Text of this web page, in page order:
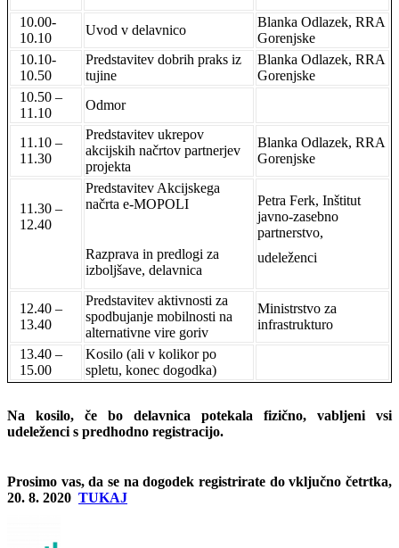
10.00-
10.10
Uvod v delavnico
Blanka Odlazek, RRA
Gorenjske
10.10-
10.50
Predstavitev dobrih praks iz
tujine
Blanka Odlazek, RRA
Gorenjske
10.50 –
11.10
Odmor
11.10 –
11.30
Predstavitev ukrepov
akcijskih načrtov partnerjev
projekta
Blanka Odlazek, RRA
Gorenjske
11.30 –
12.40
Predstavitev Akcijskega
načrta e-MOPOLI
Razprava in predlogi za
izboljšave, delavnica
Petra Ferk, Inštitut
javno-zasebno
partnerstvo,
udeleženci
12.40 –
13.40
Predstavitev aktivnosti za
spodbujanje mobilnosti na
alternativne vire goriv
Ministrstvo za
infrastrukturo
13.40 –
15.00
Kosilo (ali v kolikor po
spletu, konec dogodka)
Na kosilo, če bo delavnica potekala fizično, vabljeni vsi
udeleženci s predhodno registracijo.
Prosimo vas, da se na dogodek registrirate do vključno četrtka,
20. 8. 2020 TUKAJ